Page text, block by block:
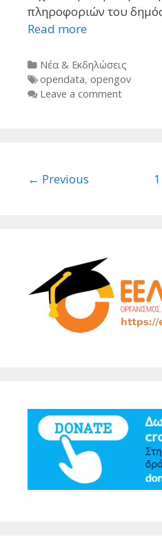
πληροφοριών του
Read more
Categories
Νέα & Εκδηλώσεις
Tags
opendata, opengov
Leave a comment
Post
← Previous 1